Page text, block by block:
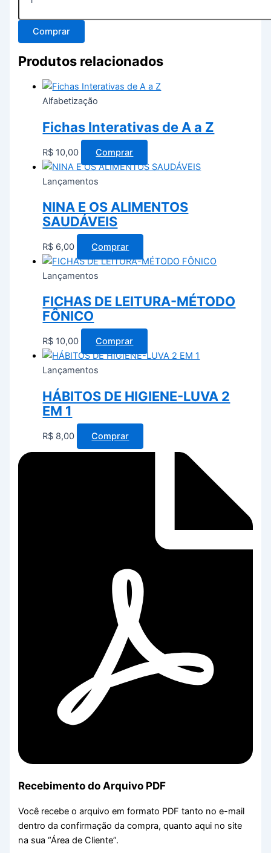
Comprar
Produtos relacionados
Alfabetização
Fichas Interativas de A a Z
R$ 10,00 Comprar
Lançamentos
NINA E OS ALIMENTOS
SAUDÁVEIS
R$ 6,00 Comprar
Lançamentos
FICHAS DE LEITURA-MÉTODO
FÔNICO
R$ 10,00 Comprar
Lançamentos
HÁBITOS DE HIGIENE-LUVA 2
EM 1
R$ 8,00 Comprar
Recebimento do Arquivo PDF
Você recebe o arquivo em formato PDF tanto no e-mail
dentro da confirmação da compra, quanto aqui no site
na sua “Área de Cliente”.